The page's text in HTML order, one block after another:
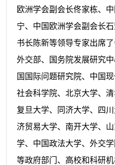
欧洲学会副会长佟家栋、
宁、中国欧洲学会副会长
书长陈新等领导专家出席
外交部、国务院发展研究
国国际问题研究院、中国
社会科学院、北京大学、
复旦大学、同济大学、四
济贸易大学、南开大学、
学、中国政法大学、外交
等政府部门、高校和科研